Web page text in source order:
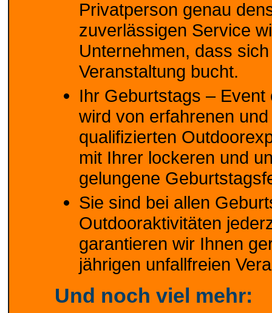
Privatperson genau
zuverlässigen Service
Unternehmen, dass
Veranstaltung bucht.
Ihr Geburtstags –
wird von erfahrenen
qualifizierten
mit Ihrer lockeren und
gelungene
Sie sind bei allen
Outdooraktivitäten
garantieren wir Ihnen
jährigen unfallfreien
Und noch viel mehr: